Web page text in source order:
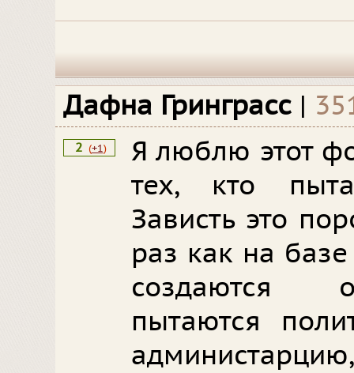
Дафна Гринграсс |
2 (+1)
Я люблю этот
тех, кто
Зависть это
раз как на
создаются
пытаются